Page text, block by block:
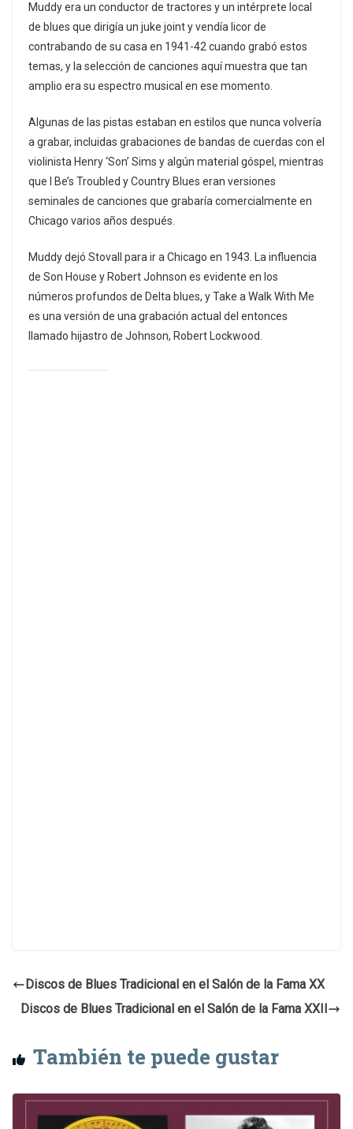
Muddy era un conductor de tractores y un intérprete local
de blues que dirigía un juke joint y vendía licor de
contrabando de su casa en 1941-42 cuando grabó estos
temas, y la selección de canciones aquí muestra que tan
amplio era su espectro musical en ese momento.
Algunas de las pistas estaban en estilos que nunca volvería
a grabar, incluidas grabaciones de bandas de cuerdas con el
violinista Henry ‘Son’ Sims y algún material góspel, mientras
que I Be’s Troubled y Country Blues eran versiones
seminales de canciones que grabaría comercialmente en
Chicago varios años después.
Muddy dejó Stovall para ir a Chicago en 1943. La influencia
de Son House y Robert Johnson es evidente en los
números profundos de Delta blues, y Take a Walk With Me
es una versión de una grabación actual del entonces
llamado hijastro de Johnson, Robert Lockwood.
Discos de Blues Tradicional en el Salón de la Fama XX
Discos de Blues Tradicional en el Salón de la Fama XXII
También te puede gustar